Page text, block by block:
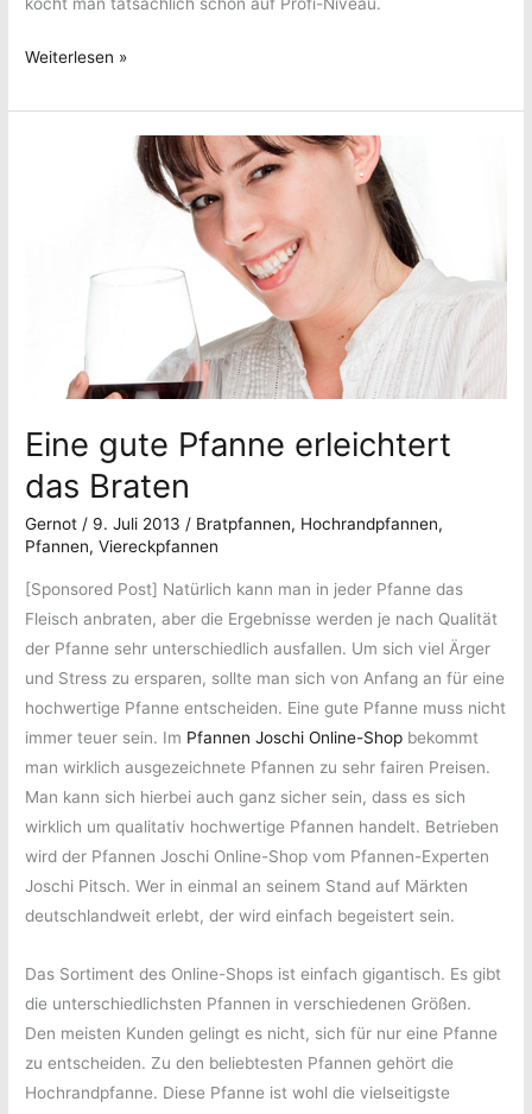
Pfannen
Mit
Weiterlesen »
Eine gute Pfanne erleichtert
das Braten
Gernot / 9. Juli 2013 / Bratpfannen, Hochrandpfannen,
Pfannen,Viereckpfannen
[Sponsored Post] Natürlich kann man in jeder Pfanne das
Fleisch anbraten, aber die Ergebnisse werden je nach Qualität
der Pfanne sehr unterschiedlich ausfallen. Um sich viel Ärger
und Stress zu ersparen, sollte man sich von Anfang an für eine
hochwertige Pfanne entscheiden. Eine gute Pfanne muss nicht
immer teuer sein. Im Pfannen Joschi Online-Shop bekommt
man wirklich ausgezeichnete Pfannen zu sehr fairen Preisen.
Man kann sich hierbei auch ganz sicher sein, dass es sich
wirklich um qualitativ hochwertige Pfannen handelt. Betrieben
wird der Pfannen Joschi Online-Shop vom Pfannen-Experten
Joschi Pitsch. Wer in einmal an seinem Stand auf Märkten
deutschlandweit erlebt, der wird einfach begeistert sein.
Das Sortiment des Online-Shops ist einfach gigantisch. Es gibt
die unterschiedlichsten Pfannen in verschiedenen Größen.
Den meisten Kunden gelingt es nicht, sich für nur eine Pfanne
zu entscheiden. Zu den beliebtesten Pfannen gehört die
Hochrandpfanne. Diese Pfanne ist wohl die vielseitigste